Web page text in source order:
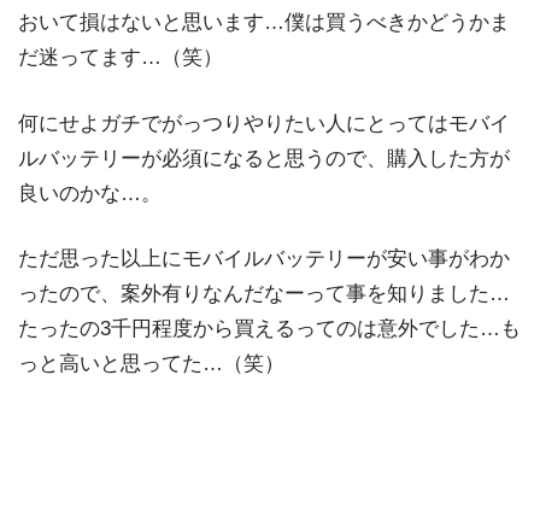
おいて損はないと思います…僕は買うべきかどうかま
だ迷ってます…（笑）
何にせよガチでがっつりやりたい人にとってはモバイ
ルバッテリーが必須になると思うので、購入した方が
良いのかな…。
ただ思った以上にモバイルバッテリーが安い事がわか
ったので、案外有りなんだなーって事を知りました…
たったの3千円程度から買えるってのは意外でした…も
っと高いと思ってた…（笑）